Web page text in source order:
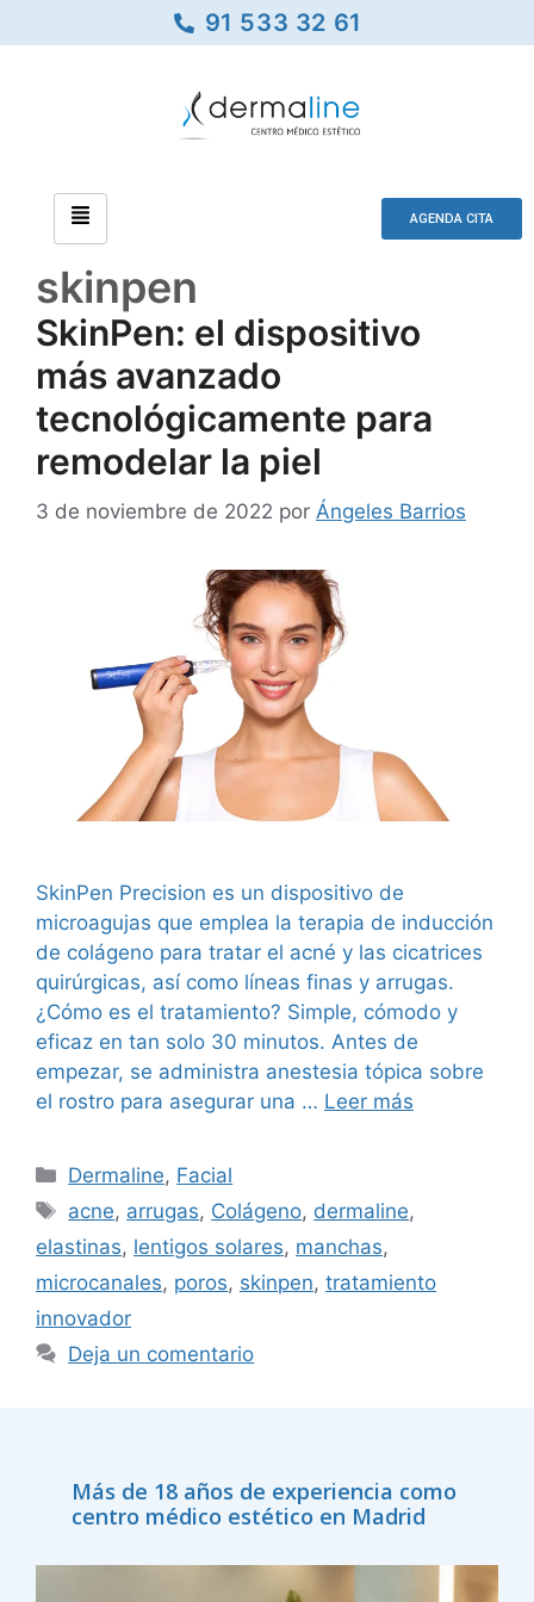
91 533 32 61
AGENDA CITA
skinpen
SkinPen: el dispositivo
más avanzado
tecnológicamente para
remodelar la piel
3 de noviembre de 2022 por Ángeles Barrios
SkinPen Precision es un dispositivo de
microagujas que emplea la terapia de inducción
de colágeno para tratar el acné y las cicatrices
quirúrgicas, así como líneas finas y arrugas.
¿Cómo es el tratamiento? Simple, cómodo y
eficaz en tan solo 30 minutos. Antes de
empezar, se administra anestesia tópica sobre
el rostro para asegurar una … Leer más
Dermaline, Facial
acne, arrugas, Colágeno, dermaline,
elastinas, lentigos solares, manchas,
microcanales, poros, skinpen, tratamiento
innovador
Deja un comentario
Más de 18 años de experiencia como
centro médico estético en Madrid